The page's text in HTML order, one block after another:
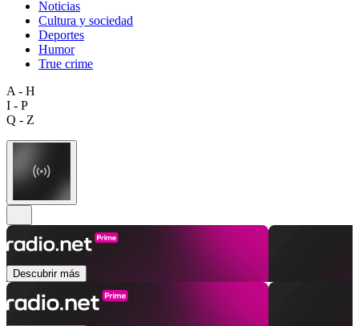
Noticias
Cultura y sociedad
Deportes
Humor
True crime
A - H
I - P
Q - Z
Descubrir más